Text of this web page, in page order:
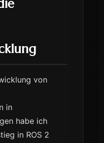
von
in
habe ich
in ROS 2